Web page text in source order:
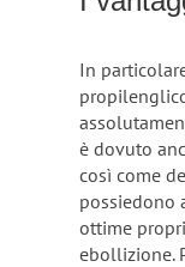
In
è dovuto
così come
possiedono
ottime
ebollizione.